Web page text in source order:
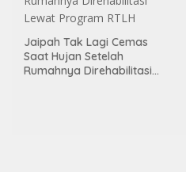
Jaipah Tak Lagi Cemas
Saat Hujan Setelah
Rumahnya Direhabilitasi